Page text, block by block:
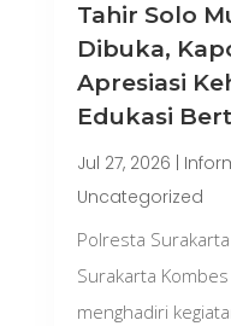
Tahir Solo
Dibuka,
Apresiasi
Edukasi
Jul 27, 2026
Uncategorized
Polresta
Surakarta
menghadiri